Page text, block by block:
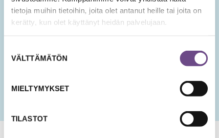
tietoja muihin tietoihin, joita olet antanut heille tai joita on
kerätty, kun olet käyttänyt heidän palvelujaan.
valinta
VÄLTTÄMÄTÖN
MIELTYMYKSET
TILASTOT
Hyväksyn tietojeni tallentamisen ja käsittelyn
uutisten lähettämistä varten.
KK
slash
slash